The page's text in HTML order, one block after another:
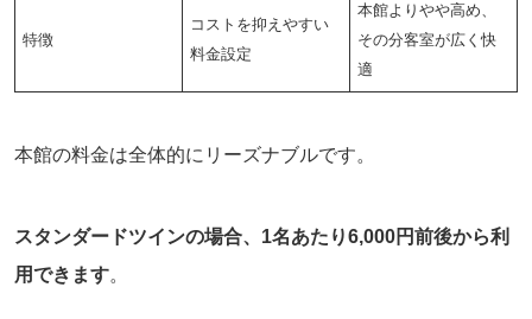
特徴
コストを抑えやすい
料金設定
本館よりやや高め、
その分客室が広く快
適
本館の料金は全体的にリーズナブルです。
スタンダードツインの場合、1名あたり6,000円前後から利
用できます。